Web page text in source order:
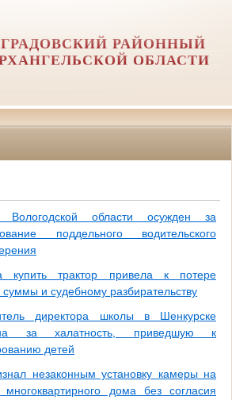
РАЙОННЫЙ
ОБЛАСТИ
Вологодской области осужден за
поддельного водительского
купить трактор привела к потере
суммы и судебному разбирательству
директора школы в Шенкурске
за халатность, приведшую к
детей
незаконным установку камеры на
дома без согласия